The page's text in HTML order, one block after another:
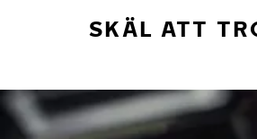
SKÄL ATT